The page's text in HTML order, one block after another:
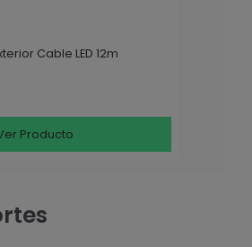
Cable LED 12m
Producto